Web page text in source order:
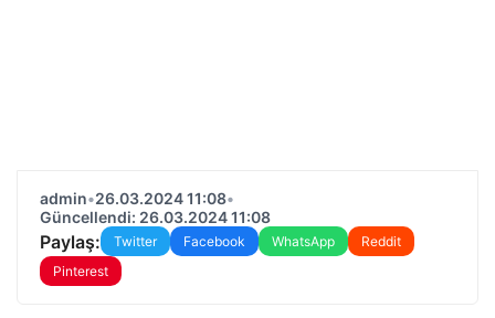
admin•26.03.2024 11:08•
Güncellendi: 26.03.2024 11:08
Paylaş: Twitter Facebook WhatsApp
Reddit
Pinterest